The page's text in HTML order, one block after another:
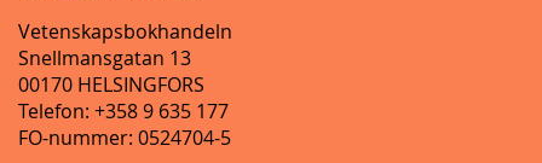
Vetenskapsbokhandeln
Snellmansgatan 13
00170 HELSINGFORS
Telefon: +358 9 635 177
FO-nummer: 0524704-5